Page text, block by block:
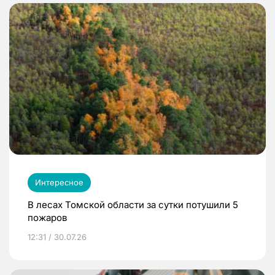
Интересное
В лесах Томской области за сутки потушили 5
пожаров
12:31 / 30.07.26